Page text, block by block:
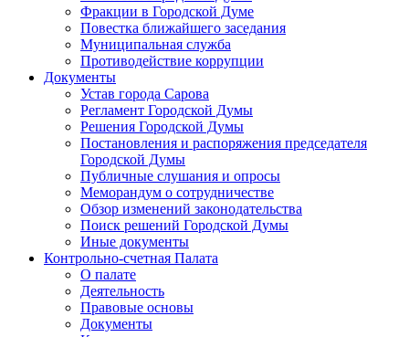
Фракции в Городской Думе
Повестка ближайшего заседания
Муниципальная служба
Противодействие коррупции
Документы
Устав города Сарова
Регламент Городской Думы
Решения Городской Думы
Постановления и распоряжения председателя
Городской Думы
Публичные слушания и опросы
Меморандум о сотрудничестве
Обзор изменений законодательства
Поиск решений Городской Думы
Иные документы
Контрольно-счетная Палата
О палате
Деятельность
Правовые основы
Документы